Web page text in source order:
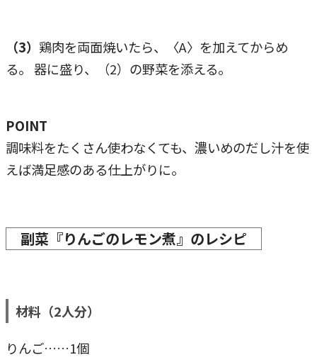
（3） 鶏肉を両面焼いたら、〈A〉を加えてからめ
る。 器に盛り、（2）の野菜を添える。
POINT
調味料をたくさん使わなくても、濃いめのだし汁を使
えば満足感のある仕上がりに。
副菜『りんごのレモン煮』のレシピ
材料（2人分）
りんご……1個